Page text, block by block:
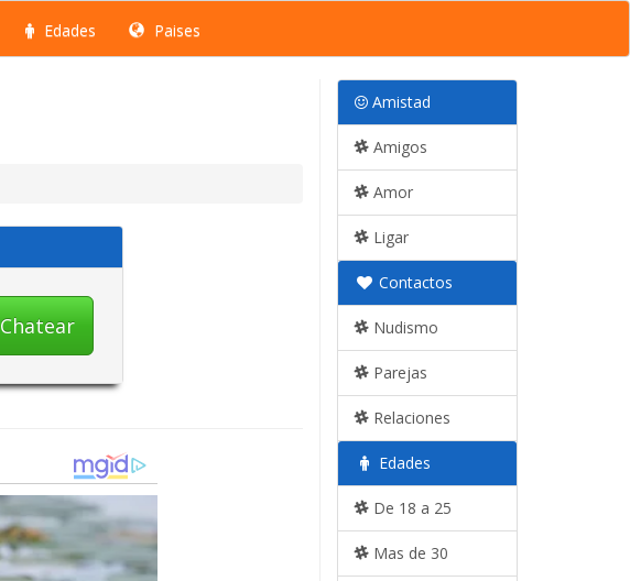
Edades Paises
Chatear
Amistad
Amigos
Amor
Ligar
Contactos
Nudismo
Parejas
Relaciones
Edades
De 18 a 25
Mas de 30